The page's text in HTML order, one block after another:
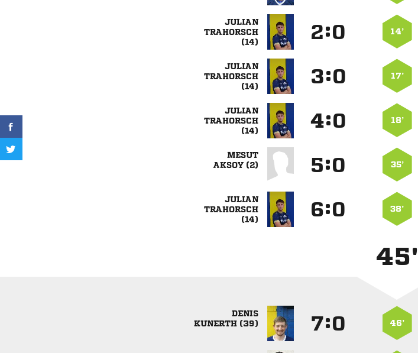



: 14’



: 17’



: 18’

 
: 35’



: 38’
45'

 
: 46’